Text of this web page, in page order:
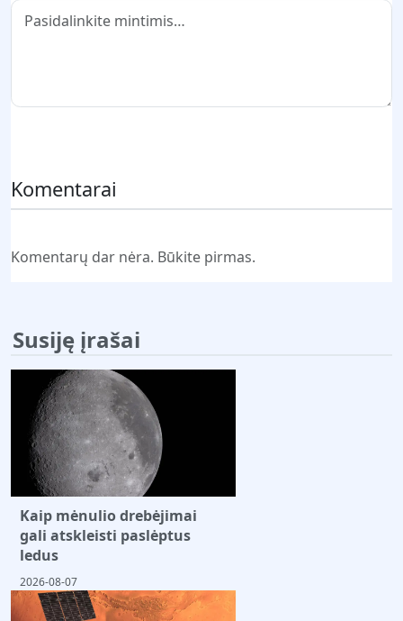
Komentarai
Komentarų dar nėra. Būkite pirmas.
Susiję įrašai
Kaip mėnulio drebėjimai
gali atskleisti paslėptus
ledus
2026-08-07